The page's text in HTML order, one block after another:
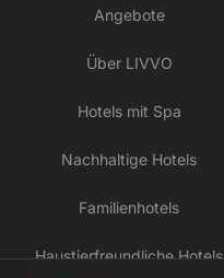
Angebote
Über LIVVO
Hotels mit Spa
Nachhaltige Hotels
Familienhotels
Haustierfreundliche Hotels